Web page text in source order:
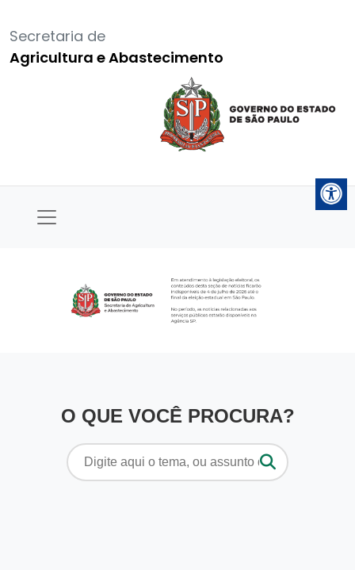
Secretaria de
Agricultura e Abastecimento
O QUE VOCÊ PROCURA?
Pesquisar
por: